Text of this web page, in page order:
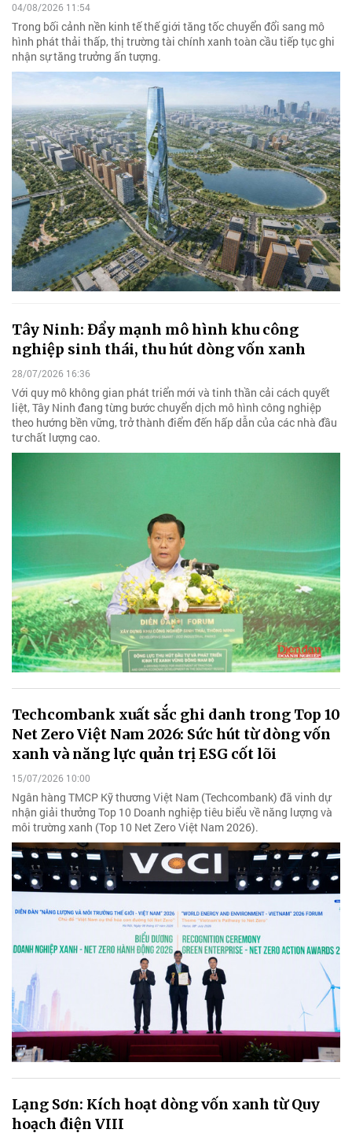
04/08/2026 11:54
Trong bối cảnh nền kinh tế thế giới tăng tốc chuyển đổi sang mô
hình phát thải thấp, thị trường tài chính xanh toàn cầu tiếp tục ghi
nhận sự tăng trưởng ấn tượng.
Tây Ninh: Đẩy mạnh mô hình khu công
nghiệp sinh thái, thu hút dòng vốn xanh
28/07/2026 16:36
Với quy mô không gian phát triển mới và tinh thần cải cách quyết
liệt, Tây Ninh đang từng bước chuyển dịch mô hình công nghiệp
theo hướng bền vững, trở thành điểm đến hấp dẫn của các nhà đầu
tư chất lượng cao.
Techcombank xuất sắc ghi danh trong Top 10
Net Zero Việt Nam 2026: Sức hút từ dòng vốn
xanh và năng lực quản trị ESG cốt lõi
15/07/2026 10:00
Ngân hàng TMCP Kỹ thương Việt Nam (Techcombank) đã vinh dự
nhận giải thưởng Top 10 Doanh nghiệp tiêu biểu về năng lượng và
môi trường xanh (Top 10 Net Zero Việt Nam 2026).
Lạng Sơn: Kích hoạt dòng vốn xanh từ Quy
hoạch điện VIII